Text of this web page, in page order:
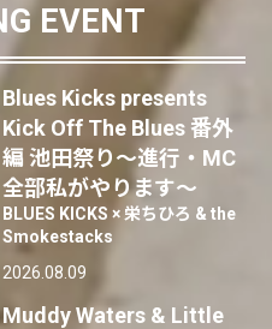
EVENT
Blues Kicks presents
Kick Off The Blues 番外
編 池田祭り〜進行・MC
全部私がやります〜
BLUES KICKS × 栄ちひろ & the
Smokestacks
2026.08.09
Muddy Waters & Little